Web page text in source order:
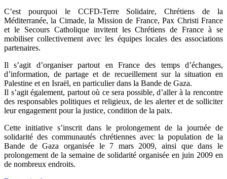
C’est pourquoi le CCFD-Terre Solidaire, Chrétiens de la
Méditerranée, la Cimade, la Mission de France, Pax Christi France
et le Secours Catholique invitent les Chrétiens de France à se
mobiliser collectivement avec les équipes locales des associations
partenaires.
Il s’agit d’organiser partout en France des temps d’échanges,
d’information, de partage et de recueillement sur la situation en
Palestine et en Israël, en particulier dans la Bande de Gaza.
Il s’agit également, partout où ce sera possible, d’aller à la rencontre
des responsables politiques et religieux, de les alerter et de solliciter
leur engagement pour la justice, condition de la paix.
Cette initiative s’inscrit dans le prolongement de la journée de
solidarité des communautés chrétiennes avec la population de la
Bande de Gaza organisée le 7 mars 2009, ainsi que dans le
prolongement de la semaine de solidarité organisée en juin 2009 en
de nombreux endroits.